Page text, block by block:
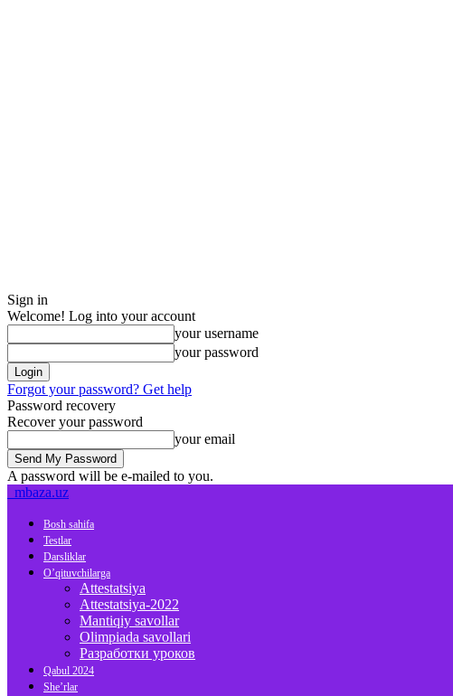
Sign in
Welcome! Log into your account
your username
your password
Forgot your password? Get help
Password recovery
Recover your password
your email
A password will be e-mailed to you.
mbaza.uz
Bosh sahifa
Testlar
Darsliklar
O’qituvchilarga
Attestatsiya
Attestatsiya-2022
Mantiqiy savollar
Olimpiada savollari
Разработки уроков
Qabul 2024
She’rlar